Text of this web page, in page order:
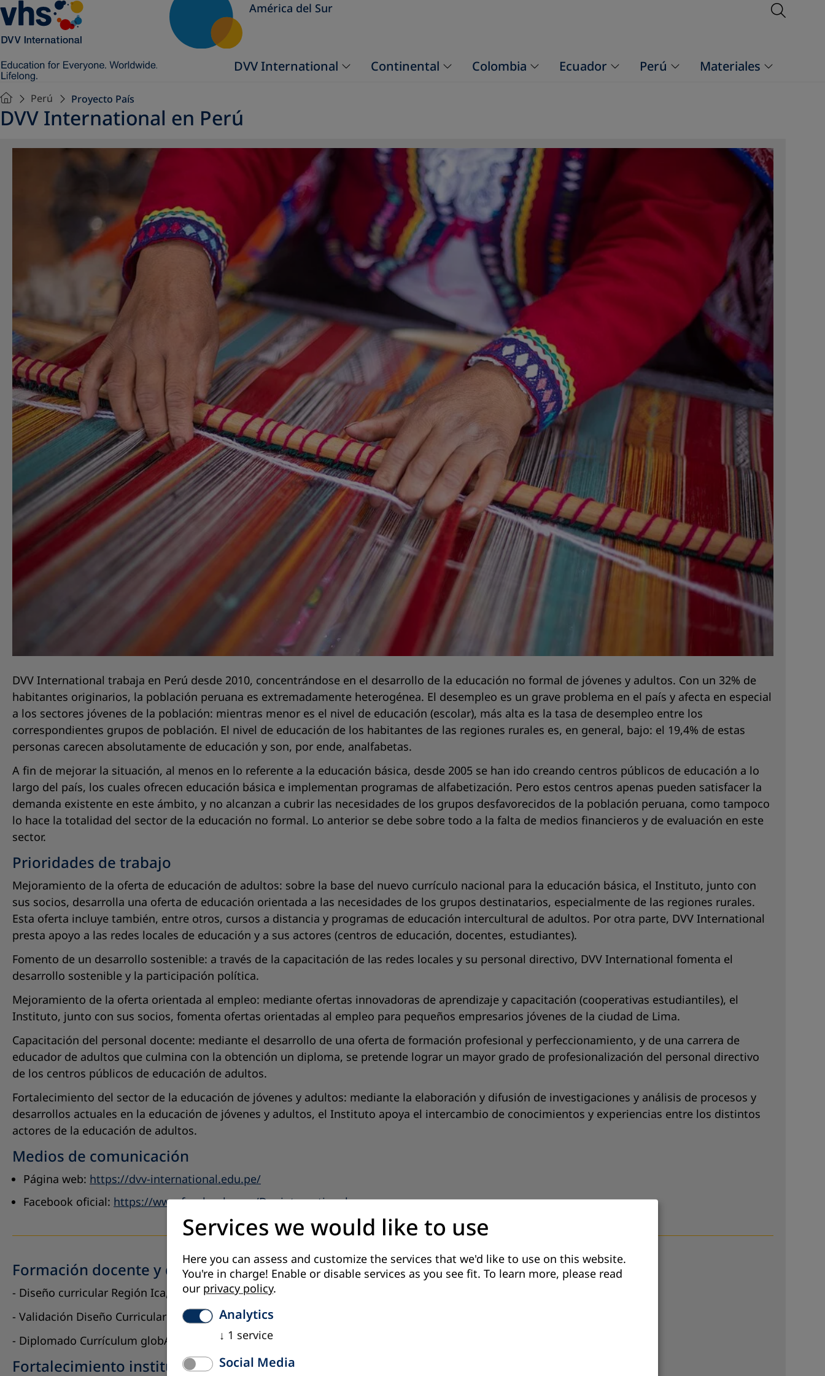
América del Sur Open
DVV International Continental Colombia Ecuador Perú Materiales
Perú Proyecto País
DVV International en Perú
DVV International trabaja en Perú desde 2010, concentrándose en el desarrollo de la educación no formal de jóvenes y adultos. Con un 32% de
habitantes originarios, la población peruana es extremadamente heterogénea. El desempleo es un grave problema en el país y afecta en especial
a los sectores jóvenes de la población: mientras menor es el nivel de educación (escolar), más alta es la tasa de desempleo entre los
correspondientes grupos de población. El nivel de educación de los habitantes de las regiones rurales es, en general, bajo: el 19,4% de estas
personas carecen absolutamente de educación y son, por ende, analfabetas.
A fin de mejorar la situación, al menos en lo referente a la educación básica, desde 2005 se han ido creando centros públicos de educación a lo
largo del país, los cuales ofrecen educación básica e implementan programas de alfabetización. Pero estos centros apenas pueden satisfacer la
demanda existente en este ámbito, y no alcanzan a cubrir las necesidades de los grupos desfavorecidos de la población peruana, como tampoco
lo hace la totalidad del sector de la educación no formal. Lo anterior se debe sobre todo a la falta de medios financieros y de evaluación en este
sector.
Prioridades de trabajo
Mejoramiento de la oferta de educación de adultos: sobre la base del nuevo currículo nacional para la educación básica, el Instituto, junto con
sus socios, desarrolla una oferta de educación orientada a las necesidades de los grupos destinatarios, especialmente de las regiones rurales.
Esta oferta incluye también, entre otros, cursos a distancia y programas de educación intercultural de adultos. Por otra parte, DVV International
presta apoyo a las redes locales de educación y a sus actores (centros de educación, docentes, estudiantes).
Fomento de un desarrollo sostenible: a través de la capacitación de las redes locales y su personal directivo, DVV International fomenta el
desarrollo sostenible y la participación política.
Mejoramiento de la oferta orientada al empleo: mediante ofertas innovadoras de aprendizaje y capacitación (cooperativas estudiantiles), el
Instituto, junto con sus socios, fomenta ofertas orientadas al empleo para pequeños empresarios jóvenes de la ciudad de Lima.
Capacitación del personal docente: mediante el desarrollo de una oferta de formación profesional y perfeccionamiento, y de una carrera de
educador de adultos que culmina con la obtención un diploma, se pretende lograr un mayor grado de profesionalización del personal directivo
de los centros públicos de educación de adultos.
Fortalecimiento del sector de la educación de jóvenes y adultos: mediante la elaboración y difusión de investigaciones y análisis de procesos y
desarrollos actuales en la educación de jóvenes y adultos, el Instituto apoya el intercambio de conocimientos y experiencias entre los distintos
actores de la educación de adultos.
Medios de comunicación
Página web: https://dvv-international.edu.pe/
Facebook oficial: https://www.facebook.com/Dvv.international.pe
Formación docente y diseño curricular
- Diseño curricular Región Ica, 4 segmentos: Alfabetización, Laboral, CEBA abierto y Secundaria común.
- Validación Diseño Curricular Diversificado Región Puno.
- Diplomado Currículum globALE.
Fortalecimiento institucional en EPJA
Services we would like to use
Here you can assess and customize the services that we'd like to use on this website.
You're in charge! Enable or disable services as you see fit. To learn more, please read
our privacy policy.
Analytics
↓ 1 service
Social Media